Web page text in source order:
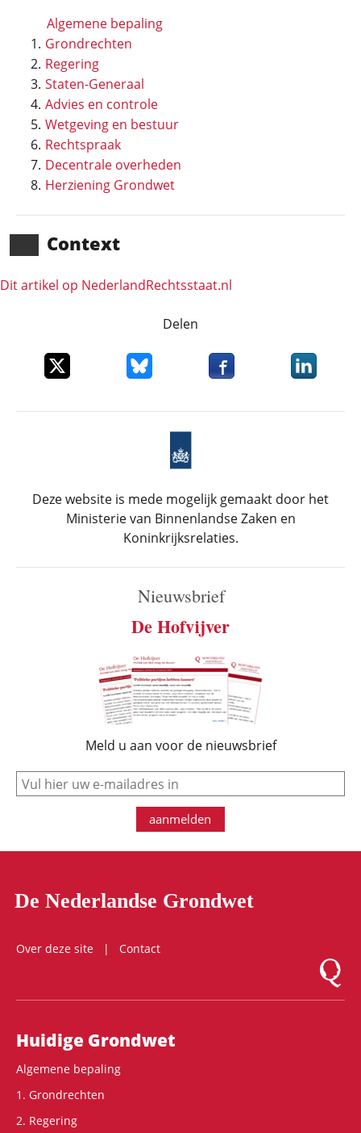
Algemene bepaling
Grondrechten
Regering
Staten-Generaal
Advies en controle
Wetgeving en bestuur
Rechtspraak
Decentrale overheden
Herziening Grondwet
Context
Dit artikel op NederlandRechts­staat.nl
Delen
Deel dit item op XDeel dit item op Bluesky
Deel dit item opDeel dit
Deze website is mede mogelijk gemaakt door het
Ministerie van Binnenlandse Zaken en
Koninkrijksrelaties.
Nieuwsbrief
De Hofvijver
Meld u aan voor de nieuwsbrief
e-mail
aanmelden
De Nederlandse Grondwet
Over deze site
Contact
Logo
Hoofdnavigatie
Huidige Grondwet
Algemene bepaling
1. Grondrechten
2. Regering